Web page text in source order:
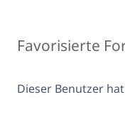
Favorisierte
Dieser Benutzer